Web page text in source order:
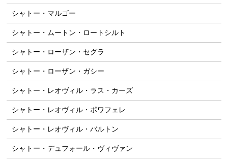
シャトー・マルゴー
シャトー・ムートン・ロートシルト
シャトー・ローザン・セグラ
シャトー・ローザン・ガシー
シャトー・レオヴィル・ラス・カーズ
シャトー・レオヴィル・ポワフェレ
シャトー・レオヴィル・バルトン
シャトー・デュフォール・ヴィヴァン